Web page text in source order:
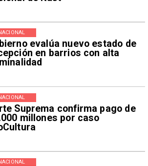
evalúa nuevo estado de
en barrios con alta
Suprema confirma pago de
millones por caso